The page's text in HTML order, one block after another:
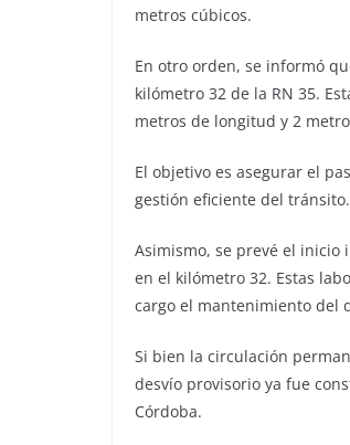
metros cúbicos.
En otro orden, se informó
kilómetro 32 de la RN 35.
metros de longitud y 2
El objetivo es asegurar el
gestión eficiente del
Asimismo, se prevé el
en el kilómetro 32. Estas
cargo el mantenimiento del
Si bien la circulación
desvío provisorio ya fue
Córdoba.